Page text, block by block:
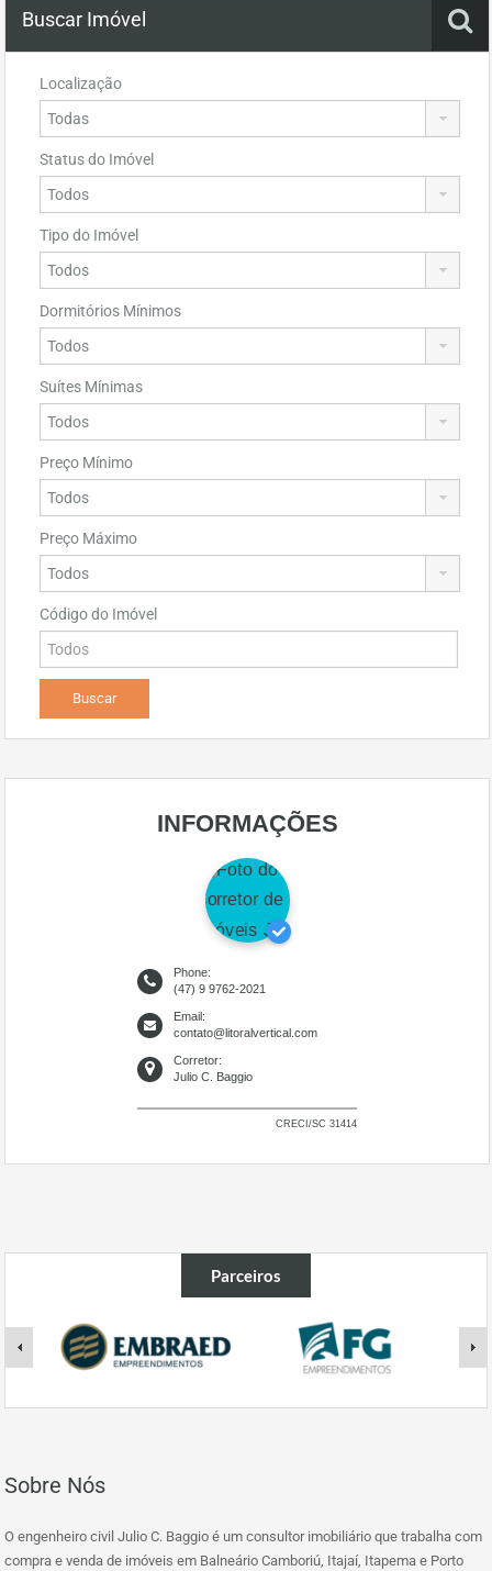
Buscar Imóvel
Localização
Status do Imóvel
Tipo do Imóvel
Dormitórios Mínimos
Suítes Mínimas
Preço Mínimo
Preço Máximo
Código do Imóvel
INFORMAÇÕES
Phone:
(47) 9 9762-2021
Email:
contato@litoralvertical.com
Corretor:
Julio C. Baggio
CRECI/SC 31414
Parceiros
Sobre Nós
O engenheiro civil Julio C. Baggio é um consultor imobiliário que trabalha com
compra e venda de imóveis em Balneário Camboriú, Itajaí, Itapema e Porto